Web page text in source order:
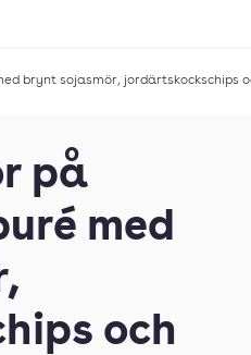
brynt sojasmör, jordärtskockschips
på
med
och